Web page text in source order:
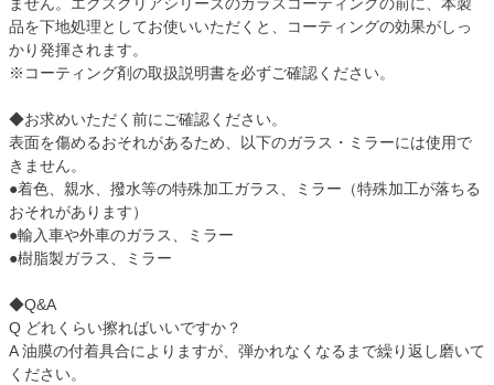
ません。エクスクリアシリーズのガラスコーティングの前に、本製
品を下地処理としてお使いいただくと、コーティングの効果がしっ
かり発揮されます。
※コーティング剤の取扱説明書を必ずご確認ください。
◆お求めいただく前にご確認ください。
表面を傷めるおそれがあるため、以下のガラス・ミラーには使用で
きません。
●着色、親水、撥水等の特殊加工ガラス、ミラー（特殊加工が落ちる
おそれがあります）
●輸入車や外車のガラス、ミラー
●樹脂製ガラス、ミラー
◆Q&A
Q どれくらい擦ればいいですか？
A 油膜の付着具合によりますが、弾かれなくなるまで繰り返し磨いて
ください。